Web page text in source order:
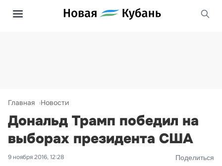
Главная Новости
Дональд Трамп победил на
выборах президента США
9 ноября 2016, 12:28 Поделиться